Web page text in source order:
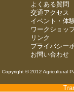
よくある質問
交通アクセス
イベント・体
ワークショッ
リンク
プライバシー
お問い合わせ
Copyright © 2012 Agricultural